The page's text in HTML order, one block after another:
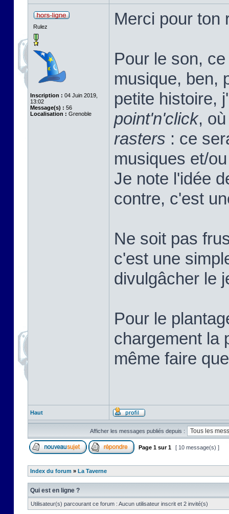
Rulez
Inscription : 04 Juin 2019,
13:02
Message(s) : 56
Localisation : Grenoble
Merci pour ton
Pour le son,
musique, ben,
petite histoire,
point'n'click,
rasters : ce
musiques et/
Je note l'idée
contre, c'est
Ne soit pas
c'est une
divulgâcher le
Pour le
chargement la
même faire
Haut
Afficher les messages publiés depuis :
Page 1 sur1 [ 10 message(s) ]
Index du forum » La Taverne
Qui est en ligne ?
Utilisateur(s) parcourant ce forum : Aucun utilisateur inscrit et 2 invité(s)